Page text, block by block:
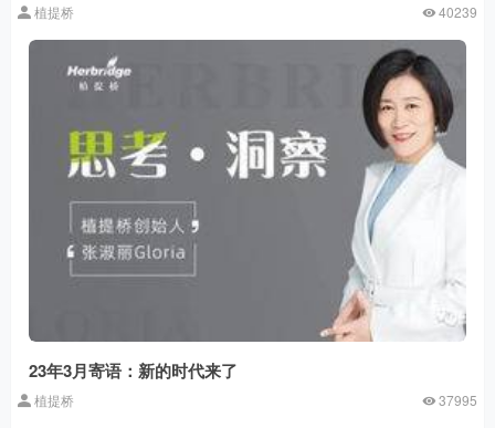
植提桥 40239
23年3月寄语：新的时代来了
植提桥 37995